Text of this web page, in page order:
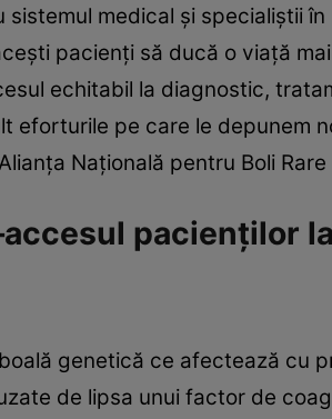
sistemul medical şi specialiştii
pacienţi să ducă o viaţă
echitabil la diagnostic,
eforturile pe care le depunem
Naţională pentru Boli Rare
pacienţilor
genetică ce afectează cu
de lipsa unui factor de